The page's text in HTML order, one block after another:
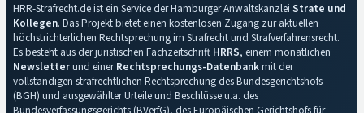
HRR-Strafrecht.de ist ein Service der Hamburger Anwaltskanzlei Strate und
Kollegen. Das Projekt bietet einen kostenlosen Zugang zur aktuellen
höchstrichterlichen Rechtsprechung im Strafrecht und Strafverfahrensrecht.
Es besteht aus der juristischen Fachzeitschrift HRRS, einem monatlichen
Newsletterund einerRechtsprechungs-Datenbankmit der
vollständigen strafrechtlichen Rechtsprechung des Bundesgerichtshofs
(BGH) und ausgewählter Urteile und Beschlüsse u.a. des